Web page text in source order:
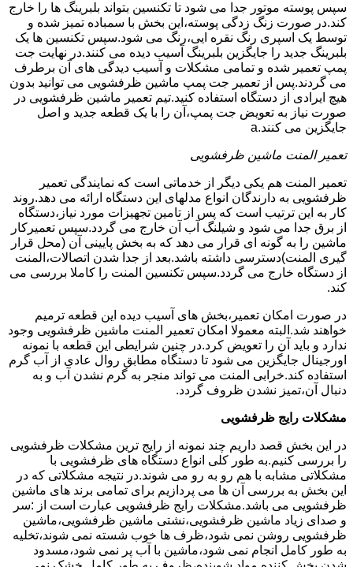
سپس پوسته موتور جدا می شود تا تکنسین بتواند بلبرینگ ها را خارج
کند.در صورت زنگ زدگی پوسته،این بخش با سمباده تمیز شده و
توسط یک اسپری رنگ نقره ایی،رنگ می شود.سپس تکنسین ها یک
بلبرینگ جدید را جایگزین بلبرینگ آسیب دیده می کنند.در نهایت جت
پمپ تعمیر شده و تمامی مشکلات و آسیب دیدگی های آن برطرف
می گردند.پس از تعمیر جت پمپ ماشین ظرفشویی می توانید بدون
هیچ ایرادی از دستگاه استفاده کنید.تیم تعمیر ماشین ظرفشویی در
صورت نیاز به تعویض جت پمپ،آن را با یک قطعه جدید و اصل
جایگزین می کنند.a
تعمیر المنت ماشین ظرفشویی
تعمیر المنت هم یکی دیگر از خدماتی است که نمایندگی تعمیر
ظرفشویی به دارندگان انواع مدلهای این دستگاه ارائه می دهد.روند
کار به این ترتیب است که پس از تامین تجهیزات مورد نیاز،دستگاه
از برق جدا می شود و شیلنگ آب آن خارج می گردد.سپس تعمیرکار
ماشین را به گونه ای قرار می دهد که به بخش پایینی آن (محل قرار
گیری المنت)دسترسی داشته باشد.بعد از جدا شدن اتصالات،المنت
از دستگاه خارج می گردد.سپس تکنسین المنت را کاملا بررسی می
کند.
در صورت امکان تعمیر،بخش های آسیب دیده این قطعه ترمیم
خواهند شد.البته معمولا امکان تعمیر المنت ماشین ظرفشویی وجود
ندارد و باید آن را تعویض کرد.در چنین شرایطی این قطعه با نمونه
اورجینال جایگزین می شود تا دستگاه مطابق روال عادی از آب گرم
استفاده کند.خرابی المنت می تواند منجر به گرم نشدن آب و به
دنبال آن،تمیز نشدن ظروف گردد.
مشکلات رایج ظرفشویی
در این بخش قصد داریم چند نمونه از رایج ترین مشکلات ظرفشویی
را بررسی کنیم.به طور کلی انواع دستگاه های ظرفشویی با
مشکلاتی مشابه با هم رو به رو می شوند.در نتیجه مشکلاتی که در
این بخش به بررسی آن ها می پردازیم برای تمامی برند های ماشین
ظرفشویی می باشد.مشکلات رایج ظرفشویی عبارت است از :سر
و صدای زیاد ماشین ظرفشویی،نشتی ماشین ظرفشویی،ماشین
ظرفشویی روشن نمی شود،ظرف ها خوب شسته نمی شوند،تخلیه
به طور کامل انجام نمی شود،ماشین با آب پر نمی شود،مسدود